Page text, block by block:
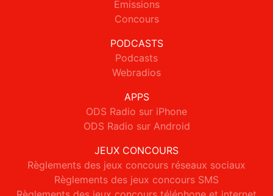
Emissions
Concours
PODCASTS
Podcasts
Webradios
APPS
ODS Radio sur iPhone
ODS Radio sur Android
JEUX CONCOURS
Règlements des jeux concours réseaux sociaux
Règlements des jeux concours SMS